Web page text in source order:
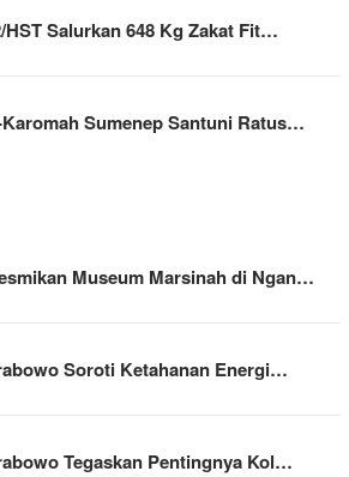
HST Salurkan 648 Kg Zakat Fit…
Sumenep Santuni Ratus…
Museum Marsinah di Ngan…
Soroti Ketahanan Energi…
Tegaskan Pentingnya Kol…